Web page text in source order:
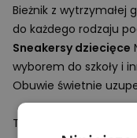
Bieżnik z
do każdego rodzaju
Sneakersy dziecięce
wyborem do szkoły i
Obuwie świetnie
Technologie: